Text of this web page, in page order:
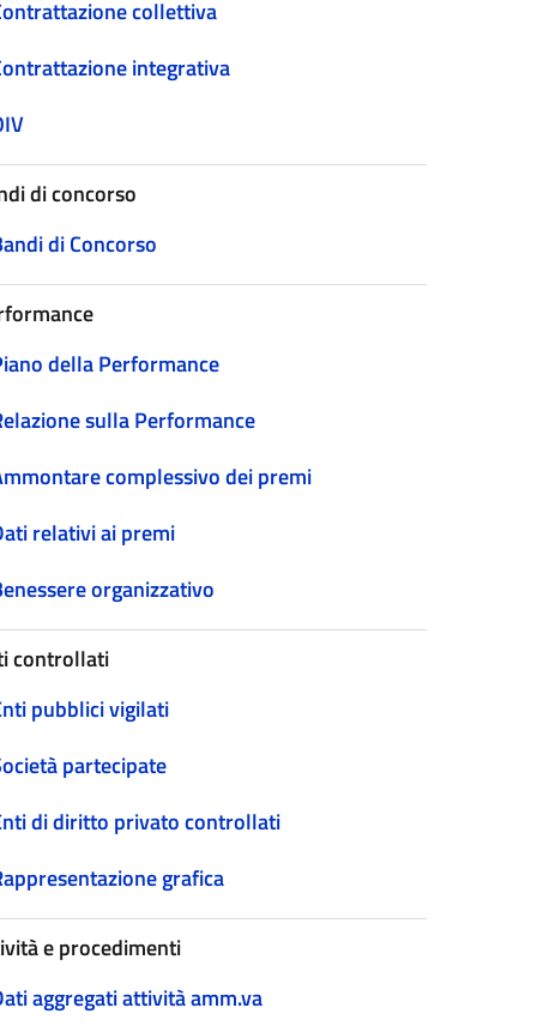
collettiva
integrativa
di concorso
di Concorso
della Performance
sulla Performance
complessivo dei premi
relativi ai premi
organizzativo
controllati
pubblici vigilati
partecipate
di diritto privato controllati
grafica
e procedimenti
aggregati attività amm.va